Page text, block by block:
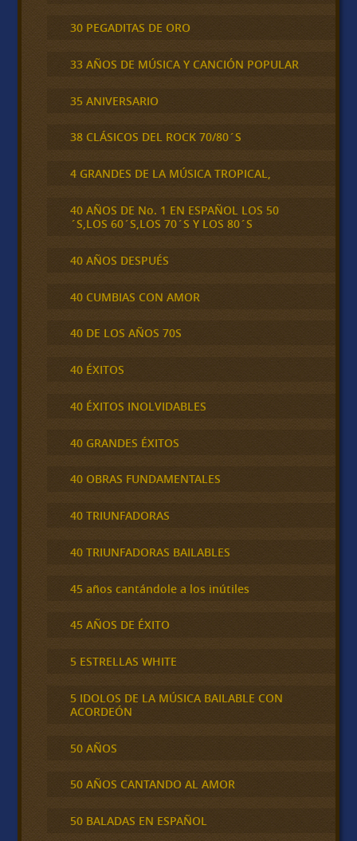
30 PEGADITAS DE ORO
33 AÑOS DE MÚSICA Y CANCIÓN POPULAR
35 ANIVERSARIO
38 CLÁSICOS DEL ROCK 70/80´S
4 GRANDES DE LA MÚSICA TROPICAL,
40 AÑOS DE No. 1 EN ESPAÑOL LOS 50
´S,LOS 60´S,LOS 70´S Y LOS 80´S
40 AÑOS DESPUÉS
40 CUMBIAS CON AMOR
40 DE LOS AÑOS 70S
40 ÉXITOS
40 ÉXITOS INOLVIDABLES
40 GRANDES ÉXITOS
40 OBRAS FUNDAMENTALES
40 TRIUNFADORAS
40 TRIUNFADORAS BAILABLES
45 años cantándole a los inútiles
45 AÑOS DE ÉXITO
5 ESTRELLAS WHITE
5 IDOLOS DE LA MÚSICA BAILABLE CON
ACORDEÓN
50 AÑOS
50 AÑOS CANTANDO AL AMOR
50 BALADAS EN ESPAÑOL